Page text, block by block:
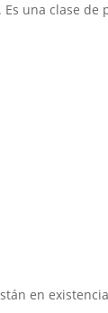
una clase
en